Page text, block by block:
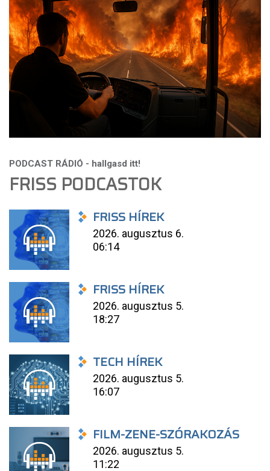
FRISS PODCASTOK
FRISS HÍREK
2026. augusztus 6.
06:14
FRISS HÍREK
2026. augusztus 5.
18:27
TECH HÍREK
2026. augusztus 5.
16:07
FILM-ZENE-SZÓRAKOZÁS
2026. augusztus 5.
11:22